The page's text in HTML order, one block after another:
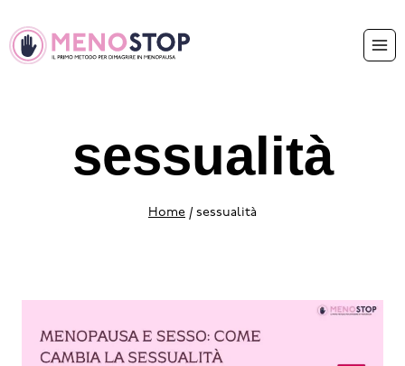
sessualità
Home / sessualità